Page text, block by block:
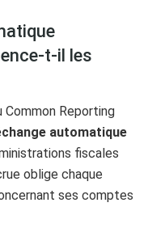
t-il les
Common Reporting
automatique
fiscales
oblige chaque
ses comptes